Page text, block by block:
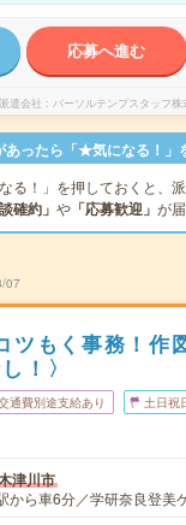
応募へ進む
派遣会社 パーソルテンプスタッフ株
あったら「★気になる！」
なる！」を押しておくと、
確約」 や 「応募歓迎」 が
07
ツもく事務！作
！〉
通費別途支給あり 土日祝
津川市
から車6分／学研奈良登美